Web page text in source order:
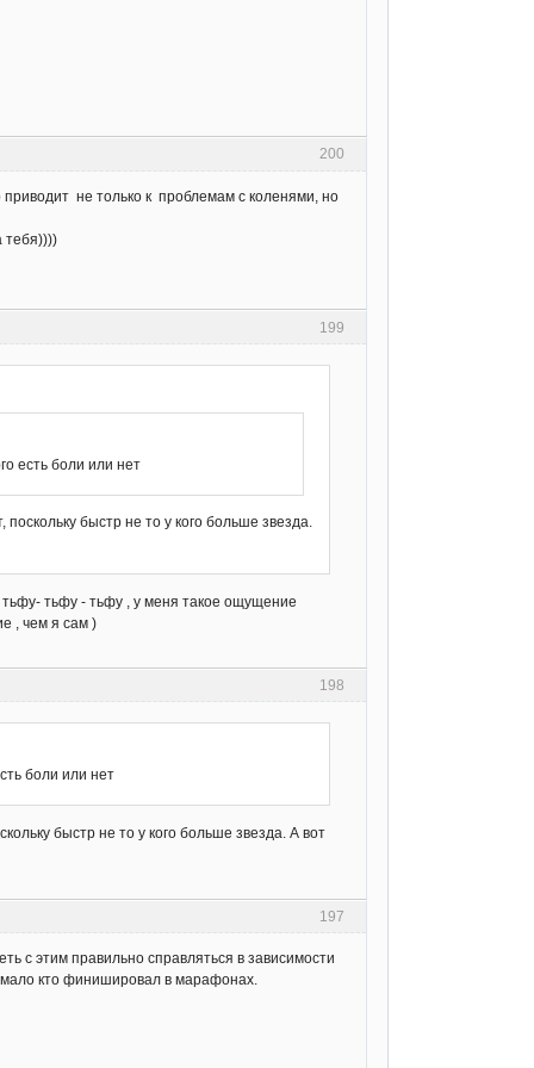
200
приводит не только к проблемам с коленями, но
тебя))))
199
есть боли или нет
быстр не то у кого больше звезда.
тьфу - тьфу , у меня такое ощущение
, чем я сам )
198
боли или нет
быстр не то у кого больше звезда. А вот
197
с этим правильно справляться в зависимости
кто финишировал в марафонах.